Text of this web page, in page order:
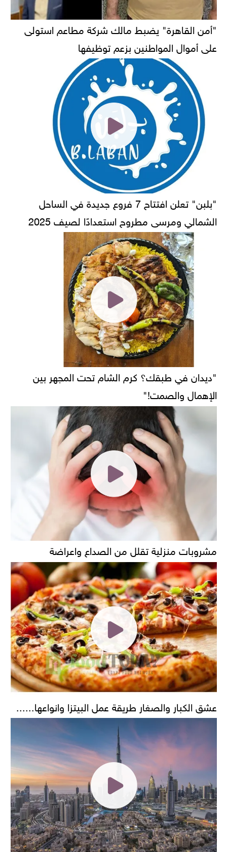
"أمن القاهرة" يضبط مالك شركة مطاعم استولى
على أموال المواطنين بزعم توظيفها
"بلبن" تعلن افتتاح 7 فروع جديدة في الساحل
الشمالي ومرسى مطروح استعدادًا لصيف 2025
"ديدان في طبقك؟ كرم الشام تحت المجهر بين
الإهمال والصمت!"
مشروبات منزلية تقلل من الصداع واعراضة
عشق الكبار والصغار طريقة عمل البيتزا وانواعها......